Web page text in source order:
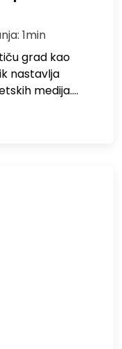
1min
grad kao
nastavlja
medija.…